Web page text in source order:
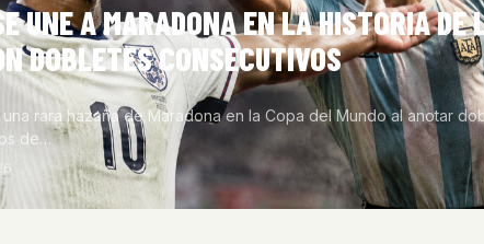
UNE A MARADONA EN LA HISTORIA DE
DOBLETES CONSECUTIVOS
rara hazaña de Maradona en la Copa del Mundo al anotar
de…